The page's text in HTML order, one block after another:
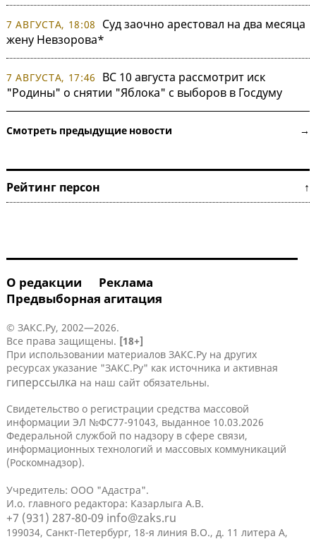
7 АВГУСТА, 18:08
Суд заочно арестовал на два месяца
жену Невзорова*
7 АВГУСТА, 17:46
ВС 10 августа рассмотрит иск
"Родины" о снятии "Яблока" с выборов в Госдуму
Смотреть предыдущие новости →
Рейтинг персон ↑
О редакции
Реклама
Предвыборная агитация
© ЗАКС.Ру, 2002—2026.
Все права защищены. [18+]
При использовании материалов ЗАКС.Ру на других
ресурсах указание "ЗАКС.Ру" как источника и активная
гиперссылка на наш сайт обязательны.
Свидетельство о регистрации средства массовой
информации ЭЛ №ФС77-91043, выданное 10.03.2026
Федеральной службой по надзору в сфере связи,
информационных технологий и массовых коммуникаций
(Роскомнадзор).
Учредитель: ООО "Адастра".
И.о. главного редактора: Казарлыга А.В.
+7 (931) 287-80-09 info@zaks.ru
199034, Санкт-Петербург, 18-я линия В.О., д. 11 литера А,